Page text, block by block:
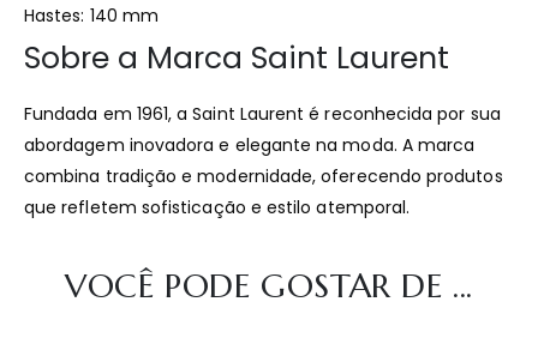
Hastes: 140 mm
Sobre a Marca Saint Laurent
Fundada em 1961, a Saint Laurent é reconhecida por sua
abordagem inovadora e elegante na moda. A marca
combina tradição e modernidade, oferecendo produtos
que refletem sofisticação e estilo atemporal.
VOCÊ PODE GOSTAR DE ...